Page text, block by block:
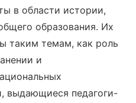
в области истории,
образования. Их
таким темам, как роль
и
выдающиеся педагоги-